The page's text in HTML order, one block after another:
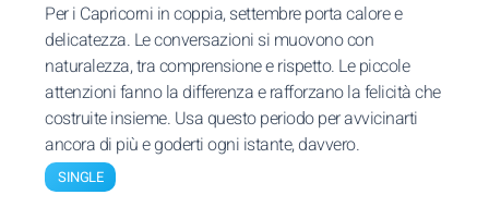
Per i Capricorni in coppia, settembre porta calore e
delicatezza. Le conversazioni si muovono con
naturalezza, tra comprensione e rispetto. Le piccole
attenzioni fanno la differenza e rafforzano la felicità che
costruite insieme. Usa questo periodo per avvicinarti
ancora di più e goderti ogni istante, davvero.
SINGLE